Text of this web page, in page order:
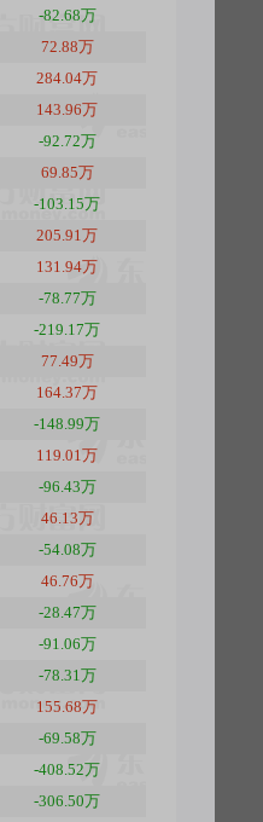
-82.68万
72.88万
284.04万
143.96万
-92.72万
69.85万
-103.15万
205.91万
131.94万
-78.77万
-219.17万
77.49万
164.37万
-148.99万
119.01万
-96.43万
46.13万
-54.08万
46.76万
-28.47万
-91.06万
-78.31万
155.68万
-69.58万
-408.52万
-306.50万